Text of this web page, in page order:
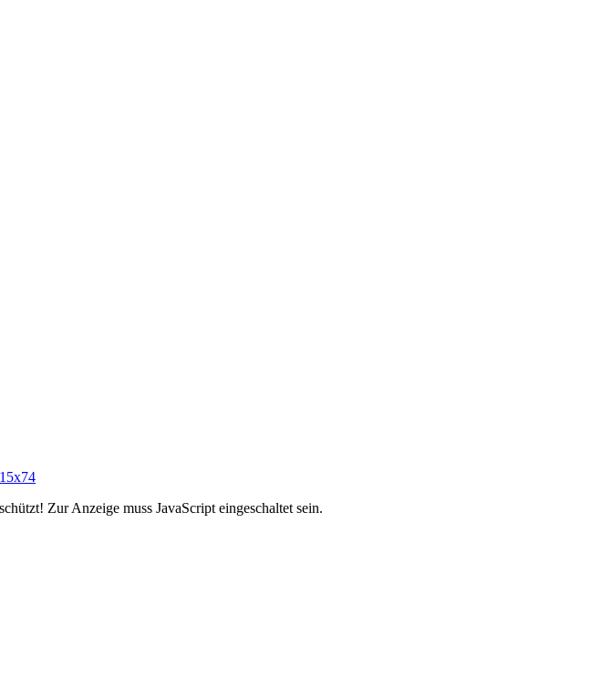
Zur Anzeige muss JavaScript eingeschaltet sein.